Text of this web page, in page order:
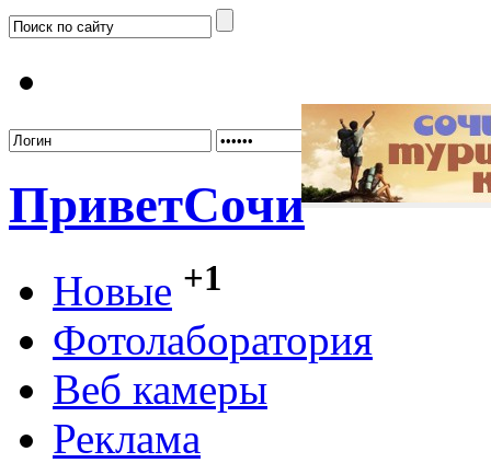
ПриветСочи
Новые +1
Фотолаборатория
Веб камеры
Реклама